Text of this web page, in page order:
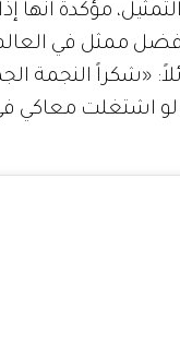
مؤكدة
أفضل ممثل في
«شكراً النجمة
اشتغلت معاكي في